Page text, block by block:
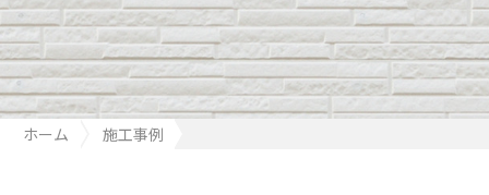
ホーム
施工事例